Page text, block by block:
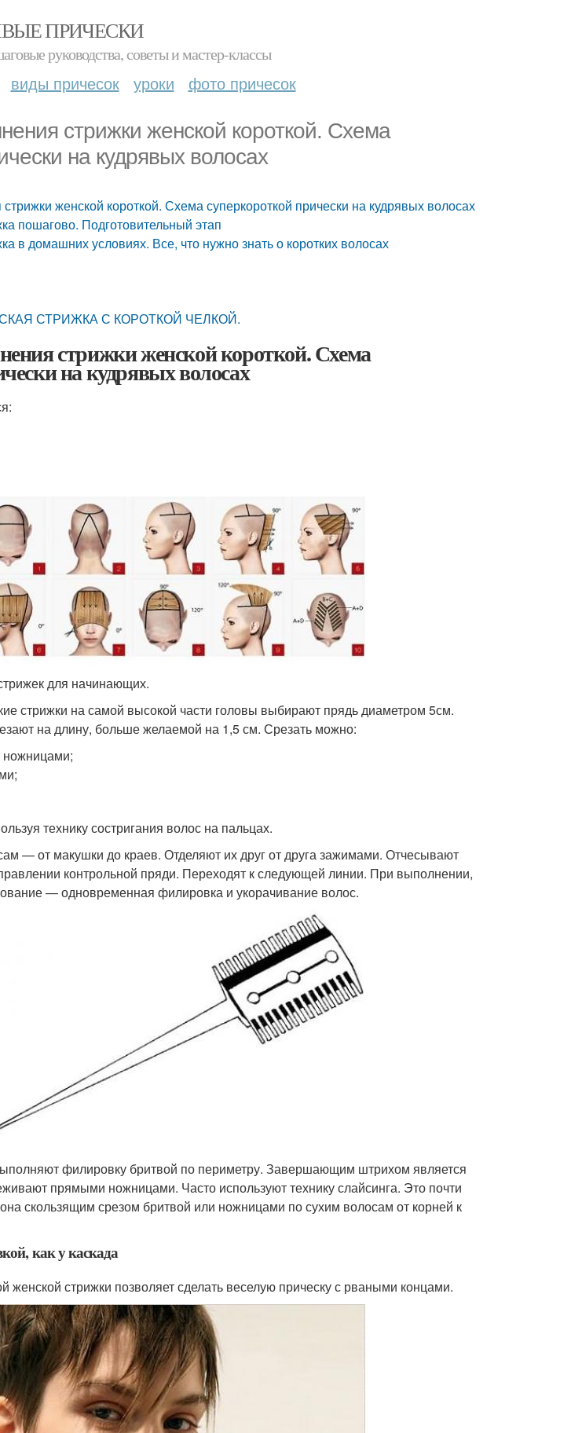
ПРИЧЕСКИ
руководства, советы и мастер-классы
виды причесок уроки фото причесок
стрижки женской короткой. Схема
на кудрявых волосах
женской короткой. Схема суперкороткой прически на кудрявых волосах
пошагово. Подготовительный этап
в домашних условиях. Все, что нужно знать о коротких волосах
СТРИЖКА С КОРОТКОЙ ЧЕЛКОЙ.
стрижки женской короткой. Схема
на кудрявых волосах
для начинающих.
стрижки на самой высокой части головы выбирают прядь диаметром 5см.
на длину, больше желаемой на 1,5 см. Срезать можно:
технику состригания волос на пальцах.
— от макушки до краев. Отделяют их друг от друга зажимами. Отчесывают
контрольной пряди. Переходят к следующей линии. При выполнении,
— одновременная филировка и укорачивание волос.
филировку бритвой по периметру. Завершающим штрихом является
прямыми ножницами. Часто используют технику слайсинга. Это почти
скользящим срезом бритвой или ножницами по сухим волосам от корней к
как у каскада
женской стрижки позволяет сделать веселую прическу с рваными концами.